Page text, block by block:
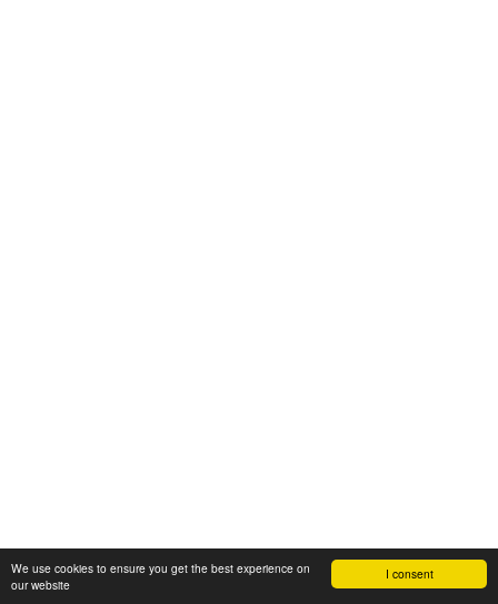
I consent
We use cookies to ensure you get the best experience on
our website